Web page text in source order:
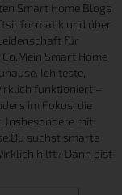
Smart Home Blogs
und über
für
Smart Home
Ich teste,
funktioniert –
im Fokus: die
Insbesondere mit
suchst smarte
hilft? Dann bist